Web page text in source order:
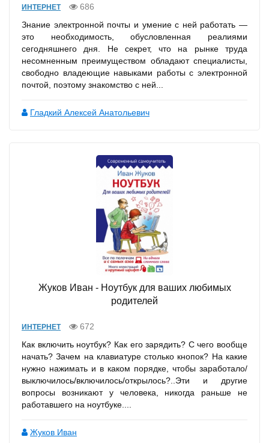
ИНТЕРНЕТ
686
Знание электронной почты и умение с ней работать —
это необходимость, обусловленная реалиями
сегодняшнего дня. Не секрет, что на рынке труда
несомненным преимуществом обладают специалисты,
свободно владеющие навыками работы с электронной
почтой, поэтому знакомство с ней...
Гладкий Алексей Анатольевич
Жуков Иван - Ноутбук для ваших любимых
родителей
ИНТЕРНЕТ
672
Как включить ноутбук? Как его зарядить? С чего вообще
начать? Зачем на клавиатуре столько кнопок? На какие
нужно нажимать и в каком порядке, чтобы заработало/
выключилось/включилось/открылось?..Эти и другие
вопросы возникают у человека, никогда раньше не
работавшего на ноутбуке....
Жуков Иван